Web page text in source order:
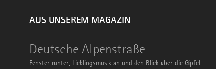
AUS UNSEREM MAGAZIN
Deutsche Alpenstraße
Fenster runter, Lieblingsmusik an und den Blick über die Gipfel
Deutsche
Alpenstraße